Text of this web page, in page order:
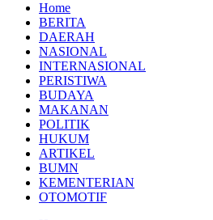
Home
BERITA
DAERAH
NASIONAL
INTERNASIONAL
PERISTIWA
BUDAYA
MAKANAN
POLITIK
HUKUM
ARTIKEL
BUMN
KEMENTERIAN
OTOMOTIF